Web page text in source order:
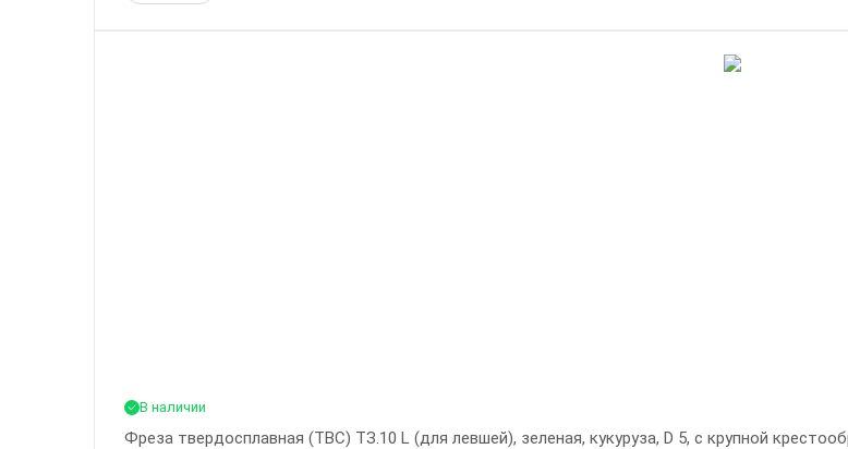
В наличии
Фреза твердосплавная (ТВС) ТЗ.10 L (для левшей), зеленая, кукуруза, D 5, с крупной